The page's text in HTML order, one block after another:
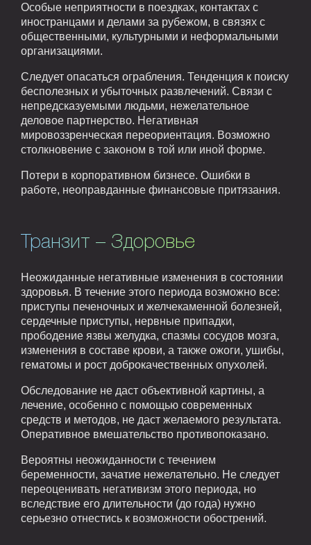
Особые неприятности в поездках, контактах с
иностранцами и делами за рубежом, в связях с
общественными, культурными и неформальными
организациями.
Следует опасаться ограбления. Тенденция к поиску
бесполезных и убыточных развлечений. Связи с
непредсказуемыми людьми, нежелательное
деловое партнерство. Негативная
мировоззренческая переориентация. Возможно
столкновение с законом в той или иной форме.
Потери в корпоративном бизнесе. Ошибки в
работе, неоправданные финансовые притязания.
Транзит – Здоровье
Неожиданные негативные изменения в состоянии
здоровья. В течение этого периода возможно все:
приступы печеночных и желчекаменной болезней,
сердечные приступы, нервные припадки,
прободение язвы желудка, спазмы сосудов мозга,
изменения в составе крови, а также ожоги, ушибы,
гематомы и рост доброкачественных опухолей.
Обследование не даст объективной картины, а
лечение, особенно с помощью современных
средств и методов, не даст желаемого результата.
Оперативное вмешательство противопоказано.
Вероятны неожиданности с течением
беременности, зачатие нежелательно. Не следует
переоценивать негативизм этого периода, но
вследствие его длительности (до года) нужно
серьезно отнестись к возможности обострений.